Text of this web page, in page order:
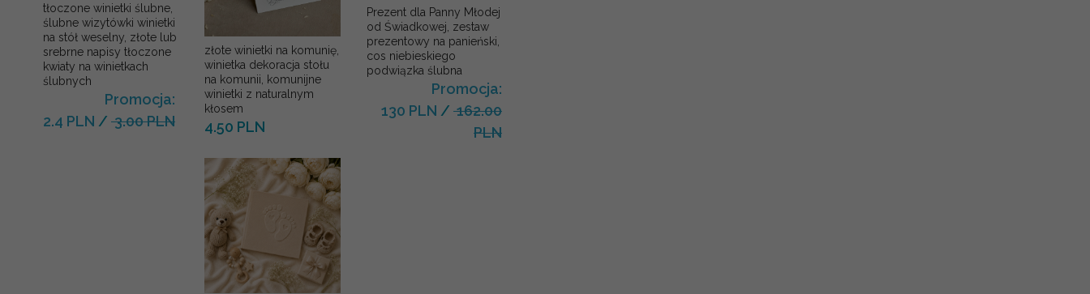
tłoczone winietki ślubne,
ślubne wizytówki winietki
na stół weselny, złote lub
srebrne napisy tłoczone
kwiaty na winietkach
ślubnych
Promocja:
2.4 PLN / 3.00 PLN
złote winietki na komunię,
winietka dekoracja stołu
na komunii, komunijne
winietki z naturalnym
kłosem
4.50 PLN
Prezent dla Panny Młodej
od Świadkowej, zestaw
prezentowy na panieński,
cos niebieskiego
podwiązka ślubna
Promocja:
130 PLN / 162.00
PLN